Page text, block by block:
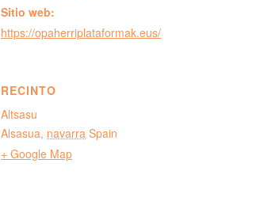
Sitio web:
https://opaherriplataformak.eus/
RECINTO
Altsasu
Alsasua, navarra Spain
+ Google Map